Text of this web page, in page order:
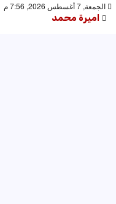
الجمعة, 7 أغسطس 2026, 7:56 م
اميرة محمد